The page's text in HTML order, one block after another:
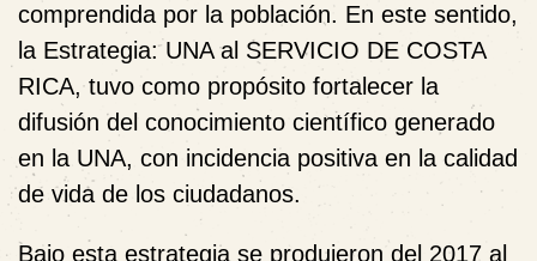
comprendida por la población. En este sentido,
la Estrategia: UNA al SERVICIO DE COSTA
RICA, tuvo como propósito fortalecer la
difusión del conocimiento científico generado
en la UNA, con incidencia positiva en la calidad
de vida de los ciudadanos.
Bajo esta estrategia se produjeron del 2017 al